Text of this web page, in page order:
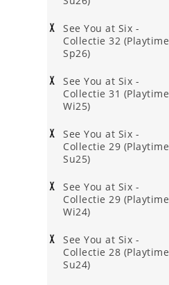
See You at Six -
Collectie 32 (Playtime
Sp26)
See You at Six -
Collectie 31 (Playtime
Wi25)
See You at Six -
Collectie 29 (Playtime
Su25)
See You at Six -
Collectie 29 (Playtime
Wi24)
See You at Six -
Collectie 28 (Playtime
Su24)